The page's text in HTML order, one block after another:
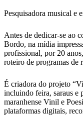
Pesquisadora musical e
Antes de dedicar-se ao
Bordo, na mídia
profissional, por 20
roteiro de programas de
É criadora do projeto
incluindo feira, saraus e
maranhense Vinil e
plataformas digitais,